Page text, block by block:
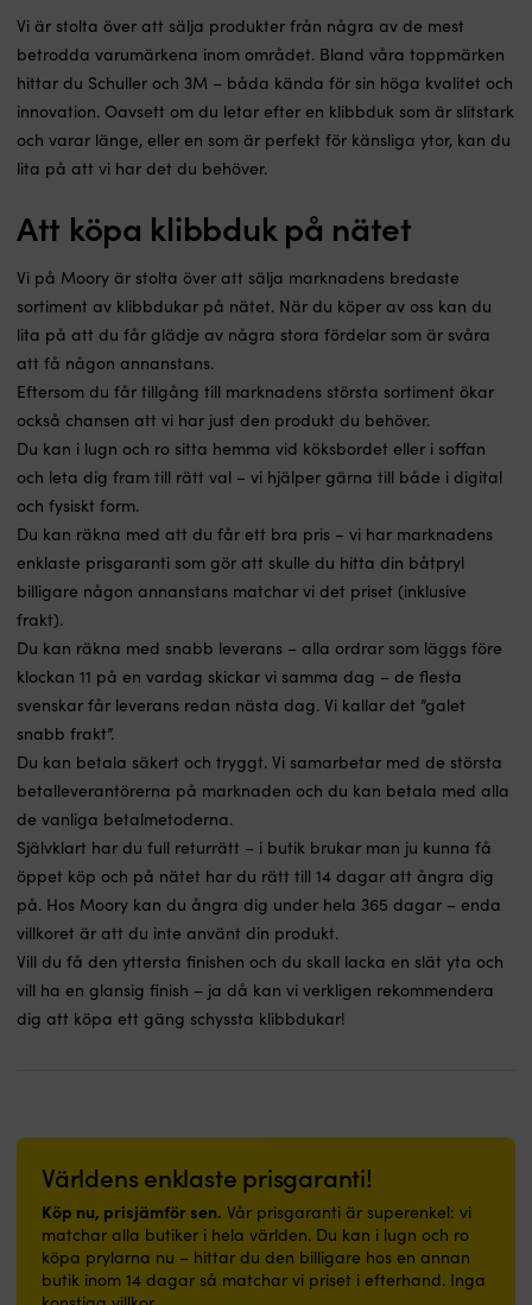
Vi är stolta över att sälja produkter från några av de mest
betrodda varumärkena inom området. Bland våra toppmärken
hittar du Schuller och 3M – båda kända för sin höga kvalitet och
innovation. Oavsett om du letar efter en klibbduk som är slitstark
och varar länge, eller en som är perfekt för känsliga ytor, kan du
lita på att vi har det du behöver.
Att köpa klibbduk på nätet
Vi på Moory är stolta över att sälja marknadens bredaste
sortiment av klibbdukar på nätet. När du köper av oss kan du
lita på att du får glädje av några stora fördelar som är svåra
att få någon annanstans.
Eftersom du får tillgång till marknadens största sortiment ökar
också chansen att vi har just den produkt du behöver.
Du kan i lugn och ro sitta hemma vid köksbordet eller i soffan
och leta dig fram till rätt val – vi hjälper gärna till både i digital
och fysiskt form.
Du kan räkna med att du får ett bra pris – vi har marknadens
enklaste prisgaranti som gör att skulle du hitta din båtpryl
billigare någon annanstans matchar vi det priset (inklusive
frakt).
Du kan räkna med snabb leverans – alla ordrar som läggs före
klockan 11 på en vardag skickar vi samma dag – de flesta
svenskar får leverans redan nästa dag. Vi kallar det ”galet
snabb frakt”.
Du kan betala säkert och tryggt. Vi samarbetar med de största
betalleverantörerna på marknaden och du kan betala med alla
de vanliga betalmetoderna.
Självklart har du full returrätt – i butik brukar man ju kunna få
öppet köp och på nätet har du rätt till 14 dagar att ångra dig
på. Hos Moory kan du ångra dig under hela 365 dagar – enda
villkoret är att du inte använt din produkt.
Vill du få den yttersta finishen och du skall lacka en slät yta och
vill ha en glansig finish – ja då kan vi verkligen rekommendera
dig att köpa ett gäng schyssta klibbdukar!
Världens enklaste prisgaranti!
Köp nu, prisjämför sen. Vår prisgaranti är superenkel: vi
matchar alla butiker i hela världen. Du kan i lugn och ro
köpa prylarna nu – hittar du den billigare hos en annan
butik inom 14 dagar så matchar vi priset i efterhand. Inga